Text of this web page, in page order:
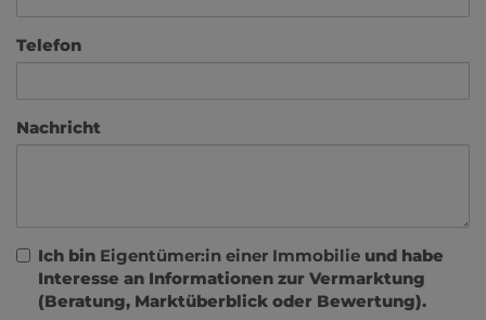
Telefon
Nachricht
Ich bin Eigentümer:in einer Immobilie und habe
Interesse an Informationen zur Vermarktung
(Beratung, Marktüberblick oder Bewertung).